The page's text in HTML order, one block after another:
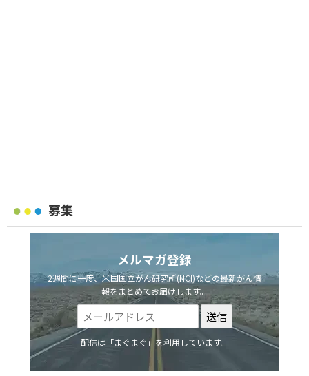
募集
メルマガ登録
2週間に一度、米国国立がん研究所(NCI)などの最新がん情
報をまとめてお届けします。
配信は「まぐまぐ」を利用しています。